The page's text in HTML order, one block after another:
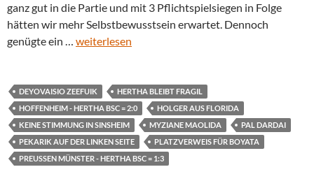
ganz gut in die Partie und mit 3 Pflichtspielsiegen in Folge
hätten wir mehr Selbstbewusstsein erwartet. Dennoch
genügte ein … weiterlesen
DEYOVAISIO ZEEFUIK
HERTHA BLEIBT FRAGIL
HOFFENHEIM - HERTHA BSC = 2:0
HOLGER AUS FLORIDA
KEINE STIMMUNG IN SINSHEIM
MYZIANE MAOLIDA
PAL DARDAI
PEKARIK AUF DER LINKEN SEITE
PLATZVERWEIS FÜR BOYATA
PREUSSEN MÜNSTER - HERTHA BSC = 1:3